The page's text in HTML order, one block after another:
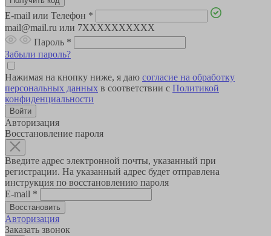
E-mail или Телефон *
mail@mail.ru или 7XXXXXXXXXX
Пароль *
Забыли пароль?
Нажимая на кнопку ниже, я даю согласие на обработку
персональных данных в соответствии с Политикой
конфиденциальности
Авторизация
Восстановление пароля
Введите адрес электронной почты, указанный при
регистрации. На указанный адрес будет отправлена
инструкция по восстановлению пароля
E-mail *
Авторизация
Заказать звонок